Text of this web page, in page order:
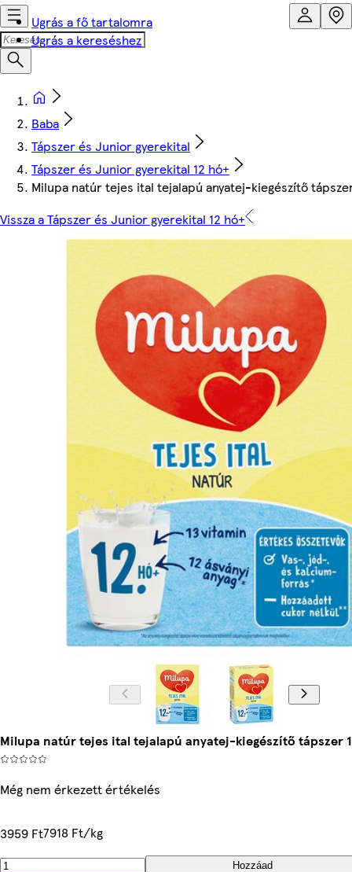
Ugrás a fő tartalomra
Ugrás a kereséshez
Baba
Tápszer és Junior gyerekital
Tápszer és Junior gyerekital 12 hó+
Milupa natúr tejes ital tejalapú anyatej-kiegészítő
Vissza a Tápszer és Junior gyerekital 12 hó+
Milupa natúr tejes ital tejalapú anyatej-kiegészítő tápszer
Még nem érkezett értékelés
3959 Ft7918 Ft/kg
Hozzáad